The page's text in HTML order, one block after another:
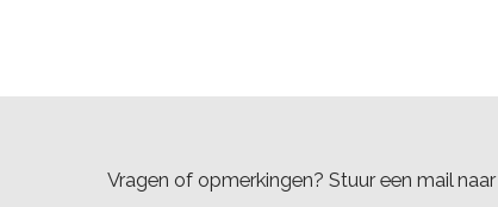
Vragen of opmerkingen? Stuur een mail naar